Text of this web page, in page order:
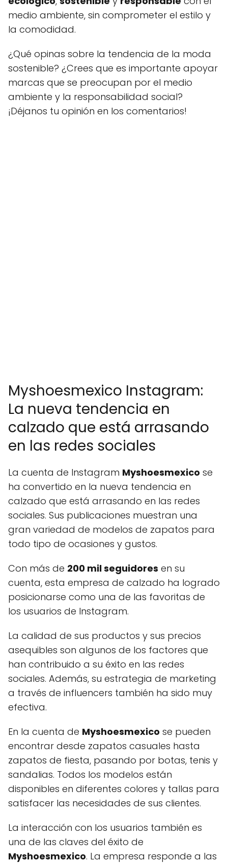
medio ambiente, sin comprometer el estilo y
la comodidad.
¿Qué opinas sobre la tendencia de la moda
sostenible? ¿Crees que es importante apoyar
marcas que se preocupan por el medio
ambiente y la responsabilidad social?
¡Déjanos tu opinión en los comentarios!
Myshoesmexico Instagram:
La nueva tendencia en
calzado que está arrasando
en las redes sociales
La cuenta de Instagram Myshoesmexico se
ha convertido en la nueva tendencia en
calzado que está arrasando en las redes
sociales. Sus publicaciones muestran una
gran variedad de modelos de zapatos para
todo tipo de ocasiones y gustos.
Con más de 200 mil seguidores en su
cuenta, esta empresa de calzado ha logrado
posicionarse como una de las favoritas de
los usuarios de Instagram.
La calidad de sus productos y sus precios
asequibles son algunos de los factores que
han contribuido a su éxito en las redes
sociales. Además, su estrategia de marketing
a través de influencers también ha sido muy
efectiva.
En la cuenta de Myshoesmexico se pueden
encontrar desde zapatos casuales hasta
zapatos de fiesta, pasando por botas, tenis y
sandalias. Todos los modelos están
disponibles en diferentes colores y tallas para
satisfacer las necesidades de sus clientes.
La interacción con los usuarios también es
una de las claves del éxito de
Myshoesmexico. La empresa responde a las